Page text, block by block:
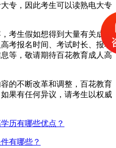
专，因此考生可以读熟电大专
考生假如想得到大量有关成人
考报名时间、考试时长、报名
等，敬请期待百花教育成人高
的不断改革和调整，百花教育
果有任何异议，请考生以权威
历有哪些优点？
有哪些？